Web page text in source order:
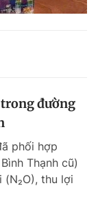
đường
phối hợp
Thạnh cũ)
thu lợi